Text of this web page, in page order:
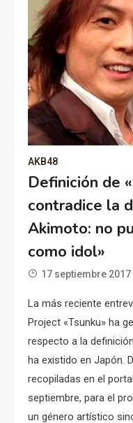
AKB48
Definición de
contradice la
Akimoto: no
como idol»
17 septiembre 2017
La más reciente
Project «Tsunku» ha
respecto a la
ha existido en Japón.
recopiladas en el
septiembre, para el
un género artístico